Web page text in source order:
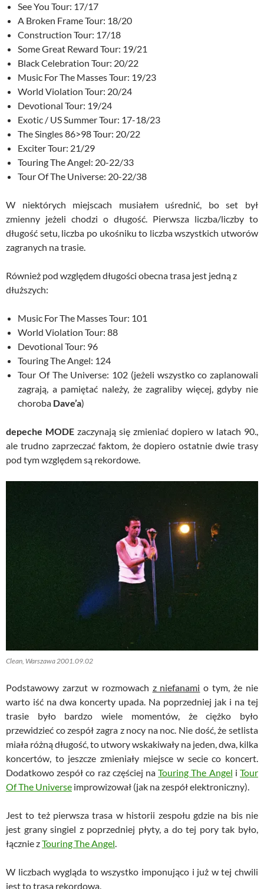
See You Tour: 17/17
A Broken Frame Tour: 18/20
Construction Tour: 17/18
Some Great Reward Tour: 19/21
Black Celebration Tour: 20/22
Music For The Masses Tour: 19/23
World Violation Tour: 20/24
Devotional Tour: 19/24
Exotic / US Summer Tour: 17-18/23
The Singles 86>98 Tour: 20/22
Exciter Tour: 21/29
Touring The Angel: 20-22/33
Tour Of The Universe: 20-22/38
W niektórych miejscach musiałem uśrednić, bo set był
zmienny jeżeli chodzi o długość. Pierwsza liczba/liczby to
długość setu, liczba po ukośniku to liczba wszystkich utworów
zagranych na trasie.
Również pod względem długości obecna trasa jest jedną z
dłuższych:
Music For The Masses Tour: 101
World Violation Tour: 88
Devotional Tour: 96
Touring The Angel: 124
Tour Of The Universe: 102 (jeżeli wszystko co zaplanowali
zagrają, a pamiętać należy, że zagraliby więcej, gdyby nie
choroba Dave’a)
depeche MODE zaczynają się zmieniać dopiero w latach 90.,
ale trudno zaprzeczać faktom, że dopiero ostatnie dwie trasy
pod tym względem są rekordowe.
Clean, Warszawa 2001.09.02
Podstawowy zarzut w rozmowach z niefanami o tym, że nie
warto iść na dwa koncerty upada. Na poprzedniej jak i na tej
trasie było bardzo wiele momentów, że ciężko było
przewidzieć co zespół zagra z nocy na noc. Nie dość, że setlista
miała różną długość, to utwory wskakiwały na jeden, dwa, kilka
koncertów, to jeszcze zmieniały miejsce w secie co koncert.
Dodatkowo zespół co raz częściej naTouring The Angel iTour
Of The Universe improwizował (jak na zespół elektroniczny).
Jest to też pierwsza trasa w historii zespołu gdzie na bis nie
jest grany singiel z poprzedniej płyty, a do tej pory tak było,
łącznie zTouring The Angel
W liczbach wygląda to wszystko imponująco i już w tej chwili
jest to trasa rekordowa.